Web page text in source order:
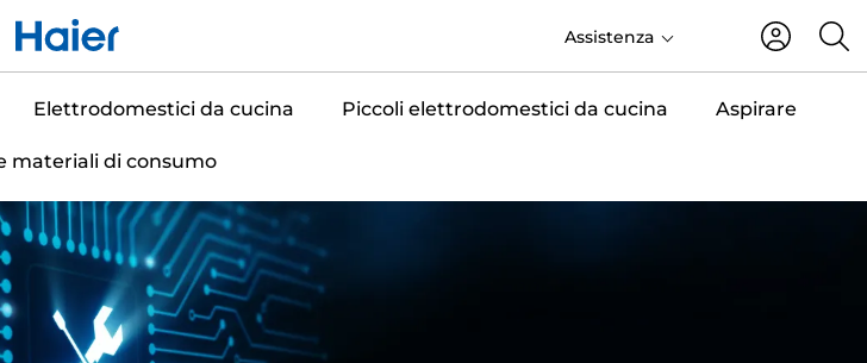
Assistenza
Elettrodomestici da cucina Piccoli elettrodomestici da cucina Aspirare
materiali di consumo